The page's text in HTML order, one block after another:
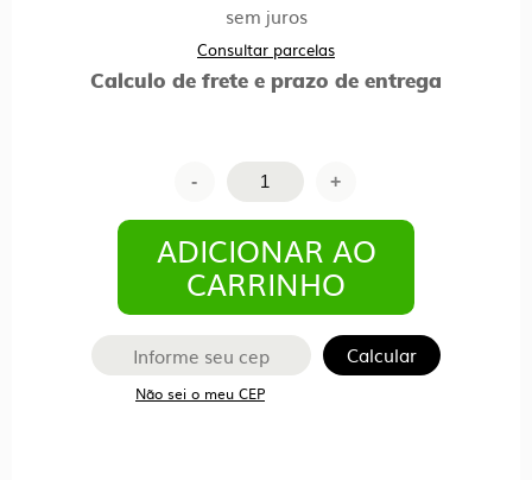
preço
atual
é:
sem juros
Consultar parcelas
Calculo de frete e prazo de entrega
Cadeira
Presidente
Alta
com
Corsa
–
- +
ADICIONAR AO
CARRINHO
Calcular
Não sei o meu CEP